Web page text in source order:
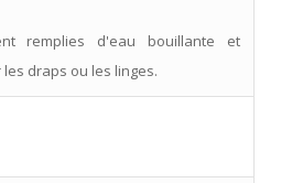
remplies d'eau bouillante et
draps ou les linges.